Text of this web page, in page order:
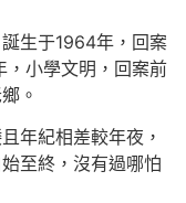
生于1964年，回案
小學文明，回案前
。
年紀相差較年夜，
至終，沒有過哪怕